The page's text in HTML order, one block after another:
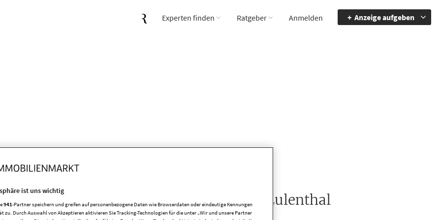
Experten finden Ratgeber Anmelden Anzeige aufgeben
Internet, Düsseldorf-Gerresheim, Am Eulenthal
ist uns wichtig
941-Partner speichern und greifen auf personenbezogene Daten wie Browserdaten oder eindeutige Kennungen
zu. Durch Auswahl von Akzeptieren aktivieren Sie Tracking-Technologien für die unter „Wir und unsere Partner